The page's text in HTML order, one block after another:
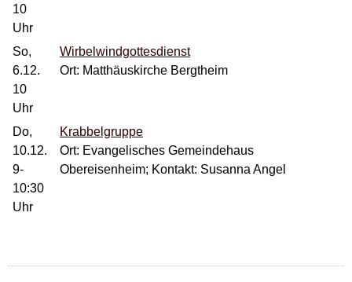
10
Uhr
So,
6.12.
10
Uhr
Wirbelwindgottesdienst
Ort: Matthäuskirche Bergtheim
Do,
10.12.
9-
10:30
Uhr
Krabbelgruppe
Ort: Evangelisches Gemeindehaus
Obereisenheim; Kontakt: Susanna Angel